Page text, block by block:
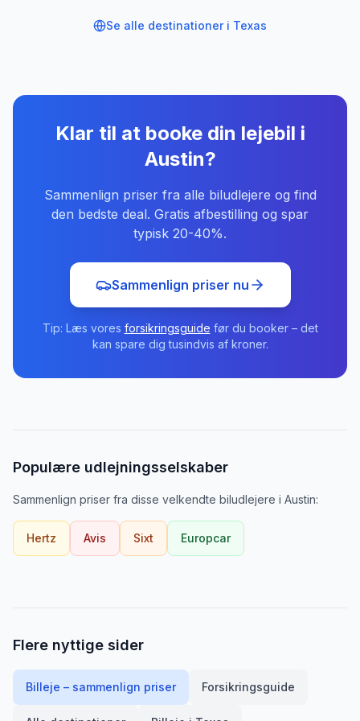
Se alle destinationer i Texas
Klar til at booke din lejebil i
Austin?
Sammenlign priser fra alle biludlejere og find
den bedste deal. Gratis afbestilling og spar
typisk 20-40%.
Sammenlign priser nu
Tip: Læs vores forsikringsguide før du booker – det
kan spare dig tusindvis af kroner.
Populære udlejningsselskaber
Sammenlign priser fra disse velkendte biludlejere i Austin:
Hertz Avis Sixt Europcar
Flere nyttige sider
Billeje – sammenlign priser Forsikringsguide